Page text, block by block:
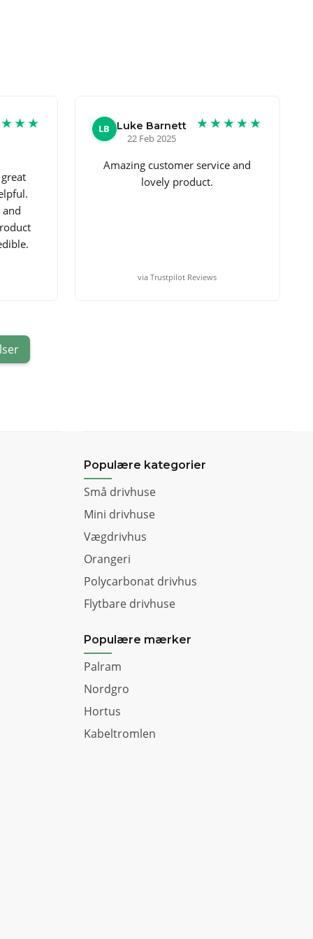
LB Luke Barnett
22 Feb 2025
★★★★★
Amazing customer service and
lovely product.
via Trustpilot Reviews
Populære kategorier
Små drivhuse
Mini drivhuse
Vægdrivhus
Orangeri
Polycarbonat drivhus
Flytbare drivhuse
Populære mærker
Palram
Nordgro
Hortus
Kabeltromlen